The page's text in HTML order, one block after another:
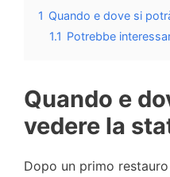
1 Quando e dove si
1.1 Potrebbe
Quando e
vedere la
Dopo un primo